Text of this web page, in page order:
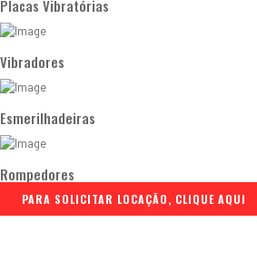
Placas Vibratórias
Vibradores
Esmerilhadeiras
Rompedores
PARA SOLICITAR LOCAÇÃO, CLIQUE AQUI